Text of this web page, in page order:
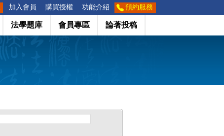
加入會員 購買授權 功能介紹 預約服務
法學題庫 會員專區 論著投稿